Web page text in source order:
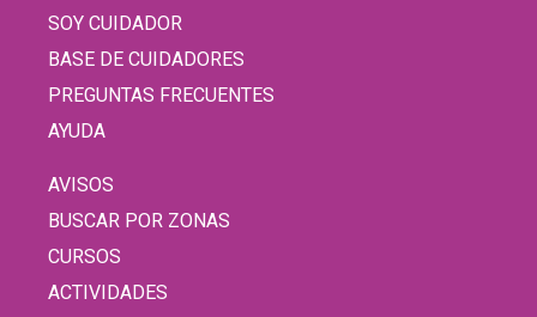
SOY CUIDADOR
BASE DE CUIDADORES
PREGUNTAS FRECUENTES
AYUDA
AVISOS
BUSCAR POR ZONAS
CURSOS
ACTIVIDADES